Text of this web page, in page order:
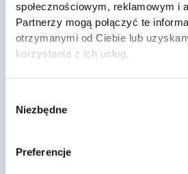
społecznościowym, reklamowym i
Partnerzy mogą połączyć te
otrzymanymi od Ciebie lub
korzystania z ich usług.
zgody
Niezbędne
Preferencje
Bezpieczeństwo spalaczy tłuszczu
Spalacze tłuszczu zdobywają coraz
jako suplementy wspomagające
5.0